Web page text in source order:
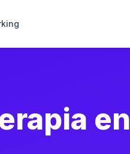
en